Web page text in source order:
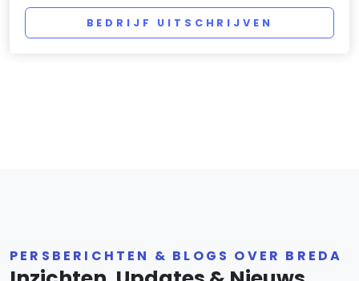
BEDRIJF UITSCHRIJVEN
PERSBERICHTEN & BLOGS OVER BREDA